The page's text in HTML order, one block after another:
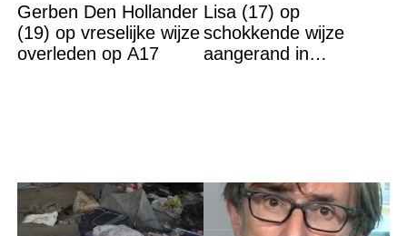
Gerben Den Hollander
(19) op vreselijke wijze
overleden op A17
Lisa (17) op
schokkende wijze
aangerand in